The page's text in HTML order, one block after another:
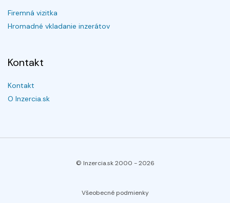
Firemná vizitka
Hromadné vkladanie inzerátov
Kontakt
Kontakt
O Inzercia.sk
© Inzercia.sk 2000 -2026
Všeobecné podmienky